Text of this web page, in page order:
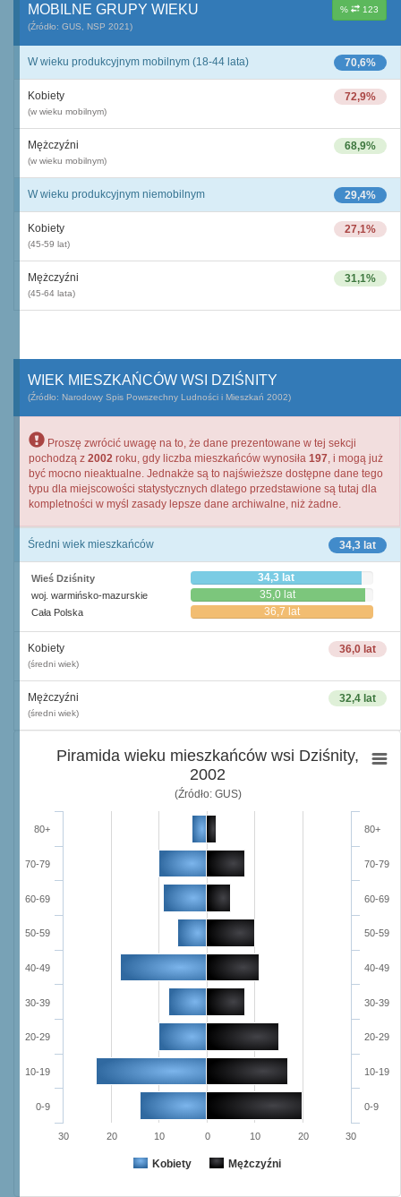
% 123
MOBILNE GRUPY WIEKU
(Źródło: GUS, NSP 2021)
70,6%
W wieku produkcyjnym mobilnym (18-44 lata)
72,9%
Kobiety
(w wieku mobilnym)
68,9%
Mężczyźni
(w wieku mobilnym)
29,4%
W wieku produkcyjnym niemobilnym
27,1%
Kobiety
(45-59 lat)
31,1%
Mężczyźni
(45-64 lata)
WIEK MIESZKAŃCÓW WSI DZIŚNITY
(Źródło: Narodowy Spis Powszechny Ludności i Mieszkań 2002)
Proszę zwrócić uwagę na to, że dane prezentowane w tej sekcji
pochodzą z 2002 roku, gdy liczba mieszkańców wynosiła 197, i mogą już
być mocno nieaktualne. Jednakże są to najświeższe dostępne dane tego
typu dla miejscowości statystycznych dlatego przedstawione są tutaj dla
kompletności w myśl zasady lepsze dane archiwalne, niż żadne.
34,3 lat
Średni wiek mieszkańców
Wieś Dziśnity 34,3 lat
woj. warmińsko-mazurskie 35,0 lat
Cała Polska 36,7 lat
36,0 lat
Kobiety
(średni wiek)
32,4 lat
Mężczyźni
(średni wiek)
Piramida wieku mieszkańców wsi Dziśnity,
2002
(Źródło: GUS)
Kobiety Mężczyźni
0-9
10-19
20-29
30-39
40-49
50-59
60-69
70-79
80+
0-9
10-19
20-29
30-39
40-49
50-59
60-69
70-79
80+
30 20 10 0 10 20 30